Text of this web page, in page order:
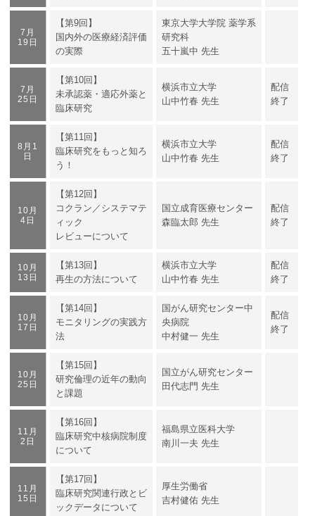
7月
19日
【第9回】
国内外の医療経済評価
の実際
東京大学大学院 薬学系
研究科
五十嵐中 先生
7月
25日
【第10回】
未承認薬・適応外薬と
臨床研究
横浜市立大学
山中竹春 先生
配信
終了
8月1
日
【第11回】
臨床研究をもっと知ろ
う！
横浜市立大学
山中竹春 先生
配信
終了
10月
4日
【第12回】
コクラン／システマテ
ィック
レビューについて
国立成育医療センター
森臨太郎 先生
配信
終了
10月
13日
【第13回】
再生の方法について
横浜市立大学
山中竹春 先生
配信
終了
10月
17日
【第14回】
モニタリングの実践方
法
国がん研究センター中
央病院
中村健一 先生
配信
終了
10月
25日
【第15回】
研究倫理の近年の動向
と課題
国立がん研究センター
田代志門 先生
11月
2日
【第16回】
臨床研究中核病院制度
について
福島県立医科大学
南川一夫 先生
11月
15日
【第17回】
臨床研究関連行政とビ
ックデータについて
厚生労働省
吉村健佑 先生